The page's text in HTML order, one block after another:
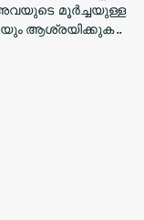
മൂർച്ചയുള്ള
ആശ്രയിക്കുക ..